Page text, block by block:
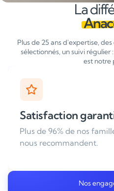
La
Plus de 25 ans d'expertise,
sélectionnés, un suivi régulier
est notre
+19 000 élèves
an
Tous les ans, des familles
Nos